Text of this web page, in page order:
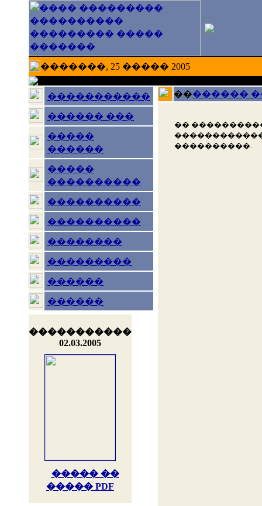
�������, 25 ����� 2005
�����������
������ ���
�����
������
�����
����������
����������
����������
��������
���������
������
������
�����������
02.03.2005
����� ��
����� PDF
��������
��
����������.